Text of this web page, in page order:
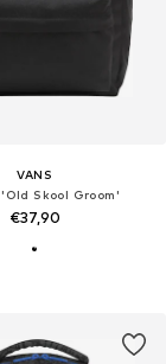
VANS
Skool Groom'
€37,90